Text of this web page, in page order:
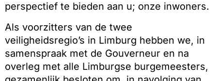
perspectief te bieden aan u; onze inwoners.
Als voorzitters van de twee
veiligheidsregio’s in Limburg hebben we, in
samenspraak met de Gouverneur en na
overleg met alle Limburgse burgemeesters,